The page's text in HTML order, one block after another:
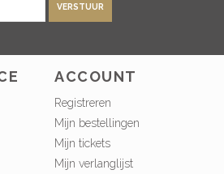
VERSTUUR
ACCOUNT
Registreren
Mijn bestellingen
Mijn tickets
Mijn verlanglijst